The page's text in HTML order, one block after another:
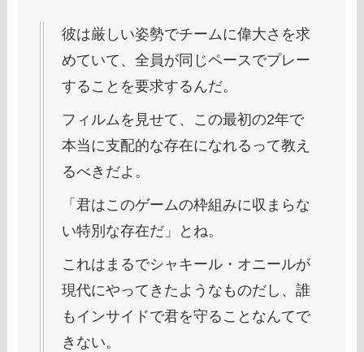
彼は厳しい姿勢でチームに偉大さを求
めていて、全員が同じペースでプレー
することを要求するんだ。
フィルムを見せて、この最初の2年で
本当に支配的な存在になれるって教え
るべきだよ。
「君はこのゲームの枠組みに収まらな
い特別な存在だ」とね。
これはまるでシャキール・オニールが
現代にやってきたようなものだし、誰
もインサイドで君を守ることなんてで
きない。